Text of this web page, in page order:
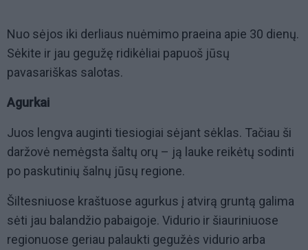
Nuo sėjos iki derliaus nuėmimo praeina apie 30 dienų.
Sėkite ir jau gegužę ridikėliai papuoš jūsų
pavasariškas salotas.
Agurkai
Juos lengva auginti tiesiogiai sėjant sėklas. Tačiau ši
daržovė nemėgsta šaltų orų – ją lauke reikėtų sodinti
po paskutinių šalnų jūsų regione.
Šiltesniuose kraštuose agurkus į atvirą gruntą galima
sėti jau balandžio pabaigoje. Vidurio ir šiauriniuose
regionuose geriau palaukti gegužės vidurio arba